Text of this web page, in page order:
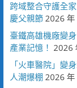
跨域整合守護全
慶父親節2026 年
臺鐵高雄機廠變
產業記憶！ 2026
「火車醫院」變
人潮爆棚 2026 年